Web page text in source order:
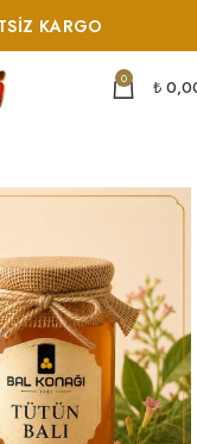
KARGO
0 ₺